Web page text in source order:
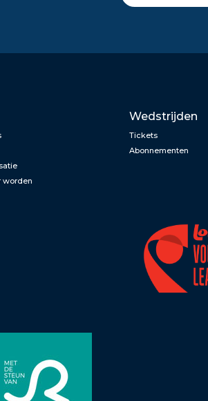
worden
Wedstrijden
Tickets
Abonnementen